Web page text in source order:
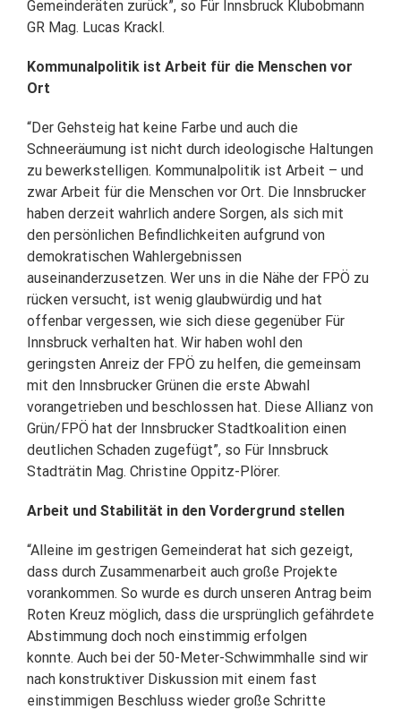
Gemeinderäten zurück”, so Für Innsbruck Klubobmann
GR Mag. Lucas Krackl.
Kommunalpolitik ist Arbeit für die Menschen vor
Ort
“Der Gehsteig hat keine Farbe und auch die
Schneeräumung ist nicht durch ideologische Haltungen
zu bewerkstelligen. Kommunalpolitik ist Arbeit – und
zwar Arbeit für die Menschen vor Ort. Die Innsbrucker
haben derzeit wahrlich andere Sorgen, als sich mit
den persönlichen Befindlichkeiten aufgrund von
demokratischen Wahlergebnissen
auseinanderzusetzen. Wer uns in die Nähe der FPÖ zu
rücken versucht, ist wenig glaubwürdig und hat
offenbar vergessen, wie sich diese gegenüber Für
Innsbruck verhalten hat. Wir haben wohl den
geringsten Anreiz der FPÖ zu helfen, die gemeinsam
mit den Innsbrucker Grünen die erste Abwahl
vorangetrieben und beschlossen hat. Diese Allianz von
Grün/FPÖ hat der Innsbrucker Stadtkoalition einen
deutlichen Schaden zugefügt”, so Für Innsbruck
Stadträtin Mag. Christine Oppitz-Plörer.
Arbeit und Stabilität in den Vordergrund stellen
“Alleine im gestrigen Gemeinderat hat sich gezeigt,
dass durch Zusammenarbeit auch große Projekte
vorankommen. So wurde es durch unseren Antrag beim
Roten Kreuz möglich, dass die ursprünglich gefährdete
Abstimmung doch noch einstimmig erfolgen
konnte. Auch bei der 50-Meter-Schwimmhalle sind wir
nach konstruktiver Diskussion mit einem fast
einstimmigen Beschluss wieder große Schritte